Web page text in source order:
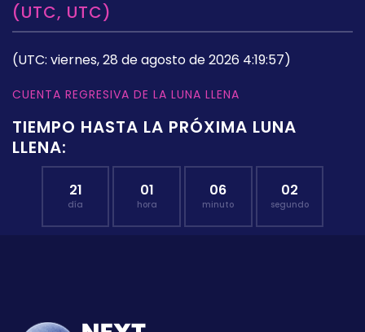
(UTC, UTC)
(UTC: viernes, 28 de agosto de 2026 4:19:57)
CUENTA REGRESIVA DE LA LUNA LLENA
TIEMPO HASTA LA PRÓXIMA LUNA
LLENA:
21
día
01
hora
06
minuto
02
segundo